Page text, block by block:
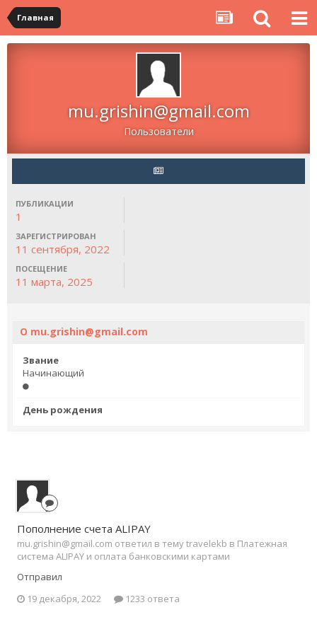
Главная
mu.grishin@gmail.com
Пользователи
ПУБЛИКАЦИИ
1
ЗАРЕГИСТРИРОВАН
11 сентября, 2022
ПОСЕЩЕНИЕ
11 марта, 2025
О mu.grishin@gmail.com
Звание
Начинающий
День рождения
Пополнение счета ALIPAY
mu.grishin@gmail.com ответил в тему travelekb в Платежная
система ALIPAY и оплата банковскими картами
Отправил
19 декабря, 2022
1233 ответа